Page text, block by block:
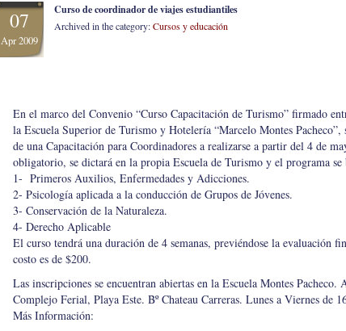
07
Apr 2009
Curso de coordinador de viajes estudiantiles
Archived in the category:Cursos y educación
En el marco del Convenio “Curso Capacitación de Turismo” firmado
la Escuela Superior de Turismo y Hotelería “Marcelo Montes Pacheco”,
de una Capacitación para Coordinadores a realizarse a partir del 4 de
obligatorio, se dictará en la propia Escuela de Turismo y el programa se
1- Primeros Auxilios, Enfermedades y Adicciones.
2- Psicología aplicada a la conducción de Grupos de Jóvenes.
3- Conservación de la Naturaleza.
4- Derecho Aplicable
El curso tendrá una duración de 4 semanas, previéndose la evaluación
costo es de $200.
Las inscripciones se encuentran abiertas en la Escuela Montes Pacheco.
Complejo Ferial, Playa Este. Bº Chateau Carreras. Lunes a Viernes de
Más Información: